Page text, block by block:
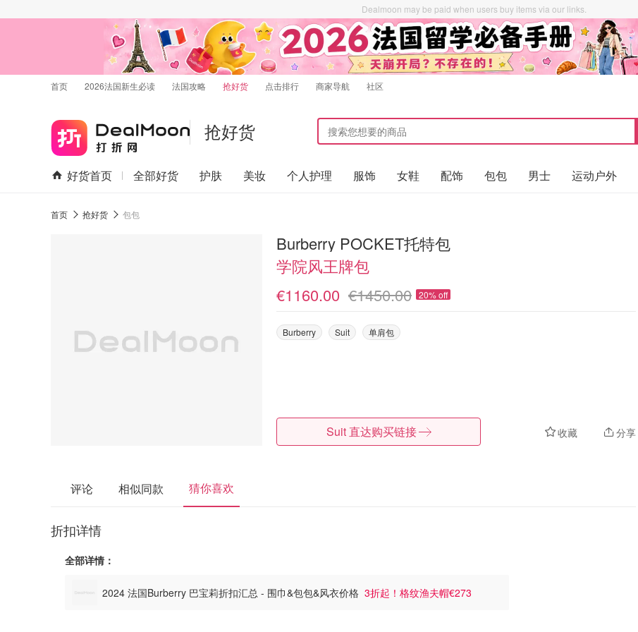
Dealmoon may be paid when users buy items via our links.
首页 2026法国新生必读 法国攻略 抢好货 点击排行 商家导航 社区
抢好货
好货首页 全部好货 护肤 美妆 个人护理 服饰 女鞋 配饰 包包 男士 运动户外
首页 抢好货 包包
Burberry POCKET托特包
学院风王牌包
€1160.00 €1450.00 20% off
Burberry Suit 单肩包
收藏 分享
Suit 直达购买链接
评论 相似同款 猜你喜欢
折扣详情
全部详情：
2024 法国Burberry 巴宝莉折扣汇总 - 围巾&包包&风衣价格 3折起！格纹渔夫帽€273